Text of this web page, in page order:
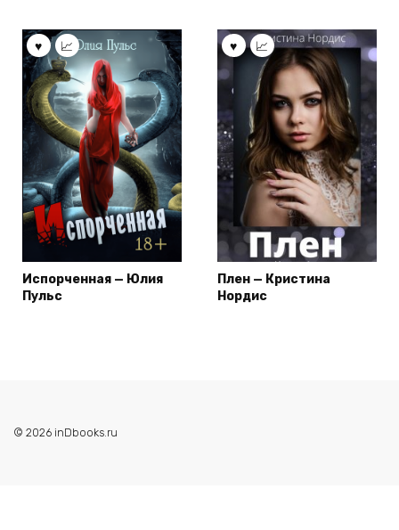
Испорченная — Юлия
Пульс
Плен — Кристина
Нордис
© 2026 inDbooks.ru